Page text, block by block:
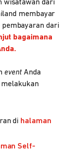
wisatawan dari
membayar
pembayaran dari
bagaimana
eventAnda
melakukan
di halaman
Self-